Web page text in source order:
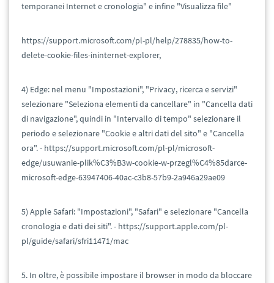
temporanei Internet e cronologia" e infine "Visualizza file"
https://support.microsoft.com/pl-pl/help/278835/how-to-
delete-cookie-files-ininternet-explorer,
4) Edge: nel menu "Impostazioni", "Privacy, ricerca e servizi"
selezionare "Seleziona elementi da cancellare" in "Cancella dati
di navigazione", quindi in "Intervallo di tempo" selezionare il
periodo e selezionare "Cookie e altri dati del sito" e "Cancella
ora". - https://support.microsoft.com/pl-pl/microsoft-
edge/usuwanie-plik%C3%B3w-cookie-w-przegl%C4%85darce-
microsoft-edge-63947406-40ac-c3b8-57b9-2a946a29ae09
5) Apple Safari: "Impostazioni", "Safari" e selezionare "Cancella
cronologia e dati dei siti". - https://support.apple.com/pl-
pl/guide/safari/sfri11471/mac
5. In oltre, è possibile impostare il browser in modo da bloccare